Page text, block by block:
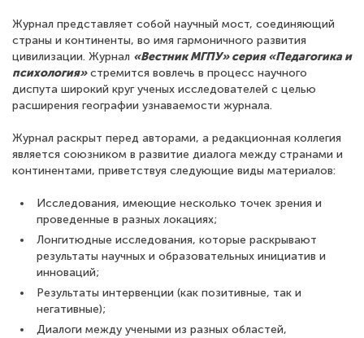
Журнал представляет собой научный мост, соединяющий
страны и континенты, во имя гармоничного развития
цивилизации. Журнал «Вестник МГПУ» серия «Педагогика и
психология»стремится вовлечь в процесс научного
диспута широкий круг ученых исследователей с целью
расширения географии узнаваемости журнала.
Журнал раскрыт перед авторами, а редакционная коллегия
является союзником в развитие диалога между странами и
континентами, приветствуя следующие виды материалов:
Исследования, имеющие несколько точек зрения и
проведенные в разных локациях;
Лонгитюдные исследования, которые раскрывают
результаты научных и образовательных инициатив и
инноваций;
Результаты интервенции (как позитивные, так и
негативные);
Диалоги между учеными из разных областей,